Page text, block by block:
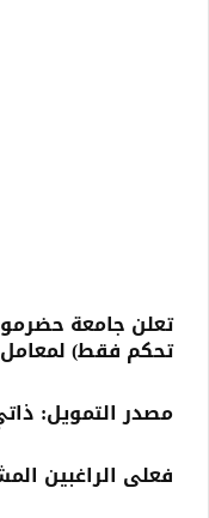
تحكم فقط) لمعامل
مصدر التمويل:
فعلى الراغبين